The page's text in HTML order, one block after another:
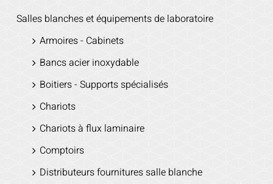
Salles blanches et équipements de laboratoire
Armoires - Cabinets
Bancs acier inoxydable
Boitiers - Supports spécialisés
Chariots
Chariots à flux laminaire
Comptoirs
Distributeurs fournitures salle blanche